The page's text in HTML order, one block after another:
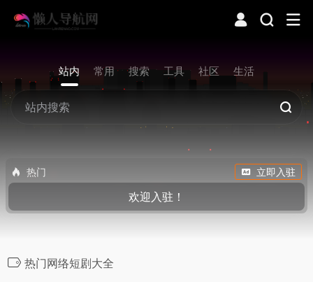
站内 常用 搜索 工具 社区 生活
热门 立即入驻
欢迎入驻！
热门网络短剧大全